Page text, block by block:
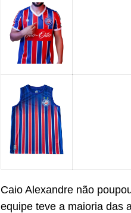
Caio Alexandre não
equipe teve a maioria das